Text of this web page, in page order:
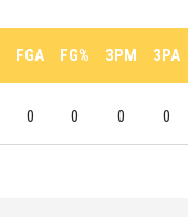
FGA FG% 3PM 3PA
0 0 0 0